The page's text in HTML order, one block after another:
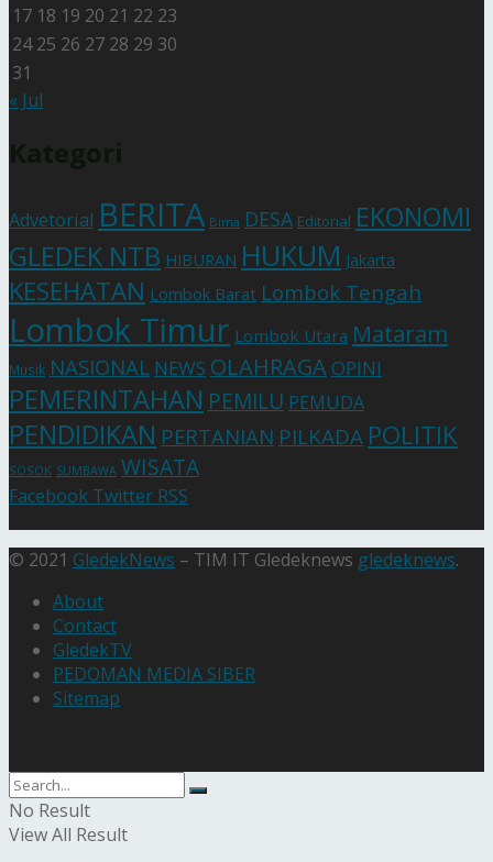
17 18 19 20 21 22 23
24 25 26 27 28 29 30
31
« Jul
Advetorial BERITA Bima DESA Editorial EKONOMI
GLEDEK NTB HIBURAN HUKUM Jakarta
KESEHATAN Lombok Barat Lombok Tengah
Lombok Timur Lombok Utara Mataram
Musik NASIONAL NEWS OLAHRAGA OPINI
PEMERINTAHAN PEMILU PEMUDA
PENDIDIKAN PERTANIAN PILKADA POLITIK
SOSOK SUMBAWA WISATA
Facebook Twitter RSS
© 2021 GledekNews – TIM IT Gledeknews gledeknews.
About
Contact
GledekTV
PEDOMAN MEDIA SIBER
Sitemap
No Result
View All Result